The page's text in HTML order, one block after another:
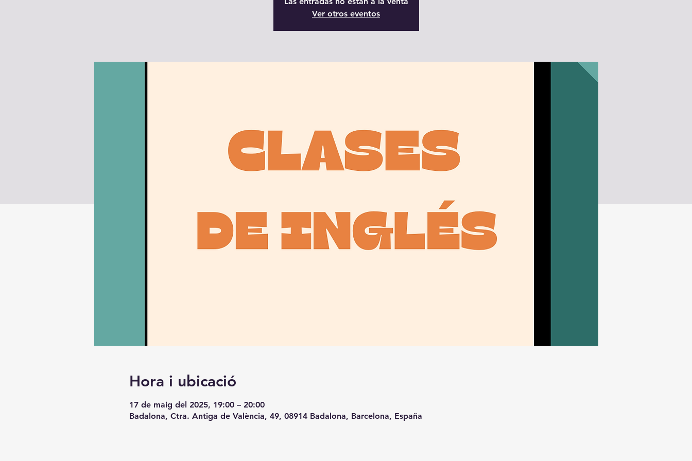
Ver otros eventos
Hora i ubicació
17 de maig del 2025, 19:00 – 20:00
Badalona, Ctra. Antiga de València, 49, 08914 Badalona, Barcelona, España